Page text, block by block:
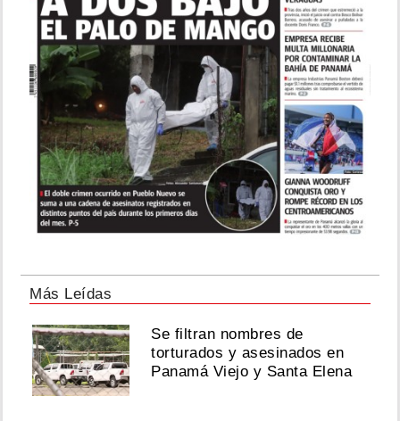
Más Leídas
Se filtran nombres de
torturados y asesinados en
Panamá Viejo y Santa Elena